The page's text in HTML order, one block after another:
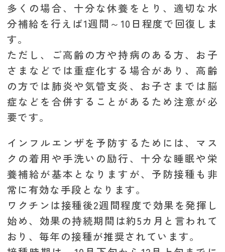
多くの場合、十分な休養をとり、適切な水
分補給を行えば1週間～10日程度で回復しま
す。
ただし、ご高齢の方や持病のある方、お子
さまなどでは重症化する場合があり、高齢
の方では肺炎や気管支炎、お子さまでは脳
症などを合併することがあるため注意が必
要です。
インフルエンザを予防するためには、マス
クの着用や手洗いの励行、十分な睡眠や栄
養補給が基本となりますが、予防接種も非
常に有効な手段となります。
ワクチンは接種後2週間程度で効果を発揮し
始め、効果の持続期間は約5カ月と言われて
おり、毎年の接種が推奨されています。